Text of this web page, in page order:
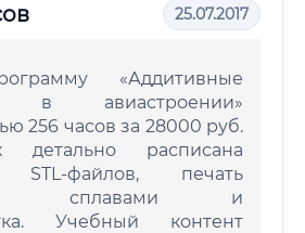
25.07.2017
«Аддитивные
в авиастроении»
256 часов за 28000 руб.
детально расписана
STL-файлов, печать
сплавами и
Учебный контент